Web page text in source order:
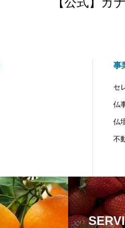
事
セ
仏
仏
不